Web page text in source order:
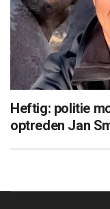
Heftig: politie
optreden Jan